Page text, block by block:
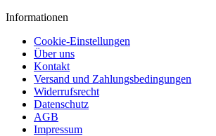
Informationen
Cookie-Einstellungen
Über uns
Kontakt
Versand und Zahlungsbedingungen
Widerrufsrecht
Datenschutz
AGB
Impressum